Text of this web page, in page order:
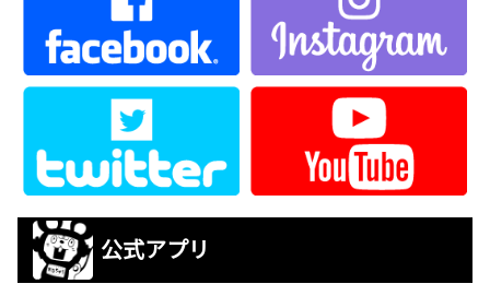
公式アプリ